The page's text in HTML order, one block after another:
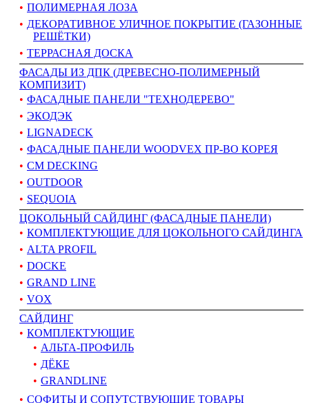
ПОЛИМЕРНАЯ ЛОЗА
ДЕКОРАТИВНОЕ УЛИЧНОЕ ПОКРЫТИЕ (ГАЗОННЫЕ
РЕШЁТКИ)
ТЕРРАСНАЯ ДОСКА
ФАСАДЫ ИЗ ДПК (ДРЕВЕСНО-ПОЛИМЕРНЫЙ
КОМПИЗИТ)
ФАСАДНЫЕ ПАНЕЛИ "ТЕХНОДЕРЕВО"
ЭКОДЭК
LIGNADECK
ФАСАДНЫЕ ПАНЕЛИ WOODVEX ПР-ВО КОРЕЯ
CM DECKING
OUTDOOR
SEQUOIA
ЦОКОЛЬНЫЙ САЙДИНГ (ФАСАДНЫЕ ПАНЕЛИ)
КОМПЛЕКТУЮЩИЕ ДЛЯ ЦОКОЛЬНОГО САЙДИНГА
ALTA PROFIL
DOCKE
GRAND LINE
VOX
САЙДИНГ
КОМПЛЕКТУЮЩИЕ
АЛЬТА-ПРОФИЛЬ
ДЁКЕ
GRANDLINE
СОФИТЫ И СОПУТСТВУЮЩИЕ ТОВАРЫ